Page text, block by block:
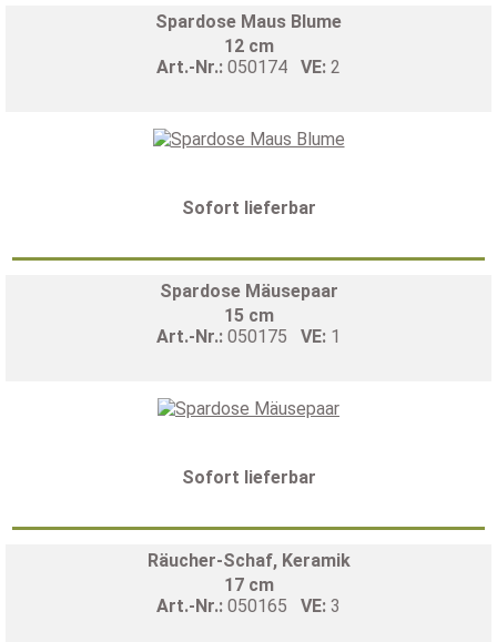
Spardose Maus Blume
12 cm
Art.-Nr.: 050174 VE: 2
Sofort lieferbar
Spardose Mäusepaar
15 cm
Art.-Nr.: 050175 VE: 1
Sofort lieferbar
Räucher-Schaf, Keramik
17 cm
Art.-Nr.: 050165 VE: 3